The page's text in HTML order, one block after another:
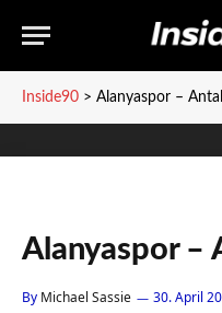
Inside90 > Alanyaspor –
Alanyaspor –
By Michael Sassie 30. April